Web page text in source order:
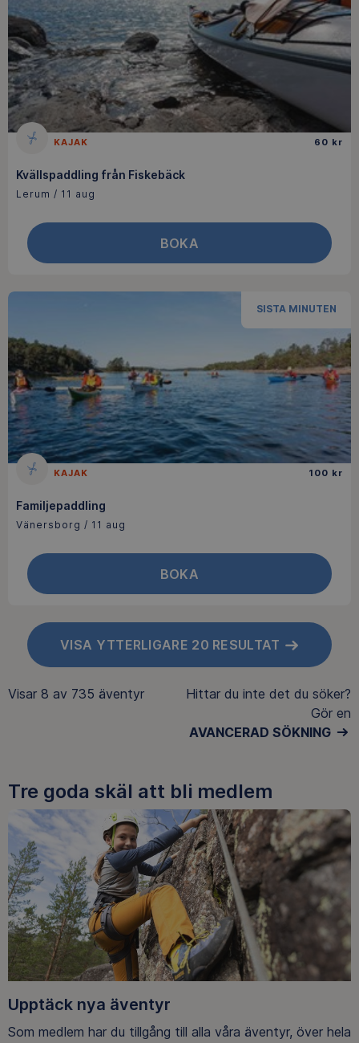
KAJAK 60 kr
Kvällspaddling från Fiskebäck
Lerum / 11 aug
BOKA
SISTA MINUTEN
KAJAK 100 kr
Familjepaddling
Vänersborg / 11 aug
BOKA
VISA YTTERLIGARE 20 RESULTAT
Visar 8 av 735 äventyr
Hittar du inte det du söker?
Gör en
AVANCERAD SÖKNING
Tre goda skäl att bli medlem
Upptäck nya äventyr
Som medlem har du tillgång till alla våra äventyr, över hela